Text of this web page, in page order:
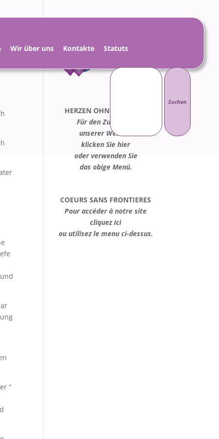
Wir über uns Kontakte Statuts
Suchen
nach:
“
HERZEN OHNE GRENZEN
Für den Zugang zu
unserer Website
klicken Sie hier
oder verwenden Sie
das obige Menü.
COEURS SANS FRONTIERES
Pour accéder à notre site
cliquez ici
ou utilisez le menu ci-dessus.